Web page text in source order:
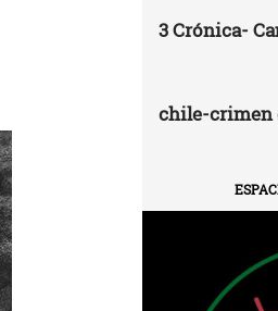
3 Crónica-
chile-crimen